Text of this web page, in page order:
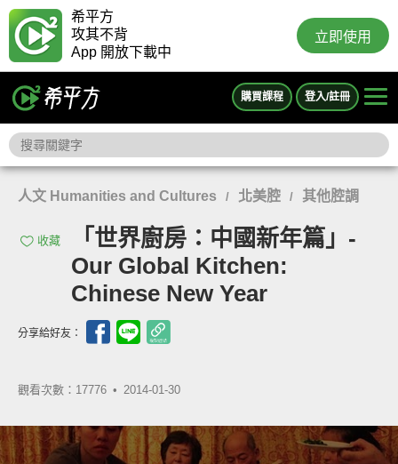
希平方
攻其不背
App 開放下載中
立即使用
購買課程 登入/註冊
人文 Humanities and Cultures / 北美腔 / 其他腔調
收藏
「世界廚房：中國新年篇」-
Our Global Kitchen:
Chinese New Year
分享給好友：
觀看次數：17776 • 2014-01-30